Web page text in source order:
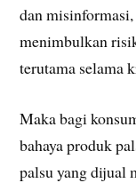
dan
menimbulkan
terutama selama
Maka bagi
bahaya produk
palsu yang dijual